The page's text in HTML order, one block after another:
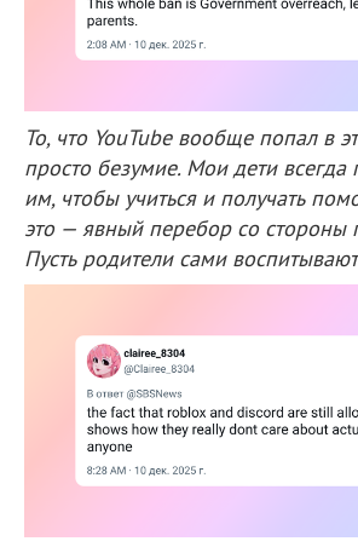
То, что YouTube вообще попал в
просто безумие. Мои дети всегда
им, чтобы учиться и получать
это — явный перебор со стороны
Пусть родители сами